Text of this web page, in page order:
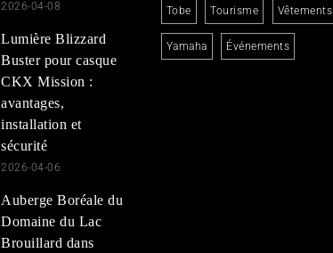
2026-04-08
Lumière Blizzard
Buster pour casque
CKX Mission :
avantages,
installation et
sécurité
2026-04-06
Auberge Boréale du
Domaine du Lac
Brouillard dans
Tobe Tourisme Vêtements
Yamaha Événements